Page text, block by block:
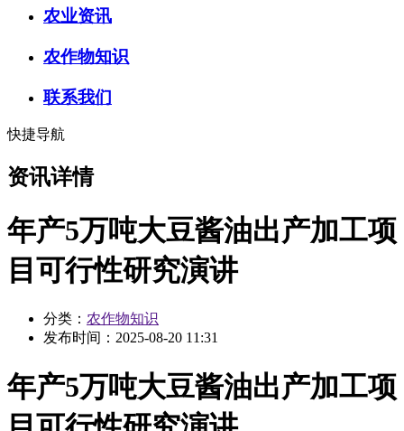
农业资讯
农作物知识
联系我们
快捷导航
资讯详情
年产5万吨大豆酱油出产加工项
目可行性研究演讲
分类： 农作物知识
发布时间： 2025-08-20 11:31
年产5万吨大豆酱油出产加工项